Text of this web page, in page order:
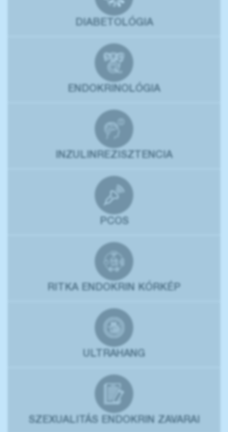
DIABETOLÓGIA
ENDOKRINOLÓGIA
INZULINREZISZTENCIA
PCOS
RITKA ENDOKRIN KÓRKÉP
ULTRAHANG
SZEXUALITÁS ENDOKRIN ZAVARAI